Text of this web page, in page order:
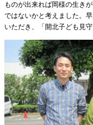
ものが出来れば岡様の生き
ではないかと考えました。
いただき、「開北子ども見